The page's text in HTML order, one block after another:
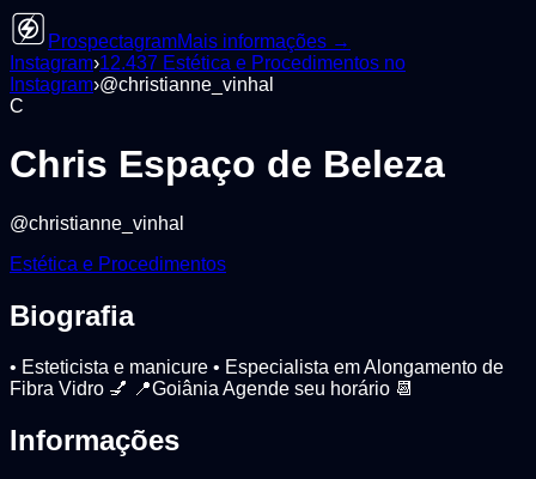
ProspectagramMais informações →
Instagram›12.437 Estética e Procedimentos no
Instagram›@christianne_vinhal
C
Chris Espaço de Beleza
@christianne_vinhal
Estética e Procedimentos
Biografia
• Esteticista e manicure • Especialista em Alongamento de
Fibra Vidro 💅 📍Goiânia Agende seu horário 📆
Informações